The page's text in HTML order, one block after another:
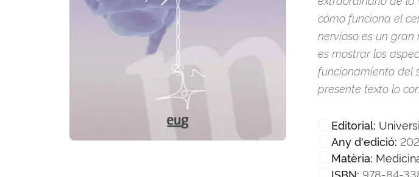
cómo funciona el
nervioso es un
es mostrar los
funcionamiento del
presente texto lo
Editorial:
Any d'edició:
Matèria:
ISBN: 978-84-